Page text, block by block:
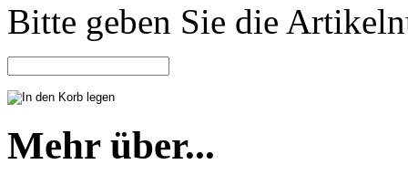
Bitte geben Sie die
Mehr über...